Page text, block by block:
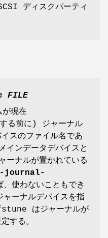
ディスクパーティ
FILE
が現在
前に) ジャーナル
スのファイル名であ
インデータデバイスと
ーナルが置かれている
journal-
、使わないこともでき
ーナルデバイスを指
はジャーナルが
する。